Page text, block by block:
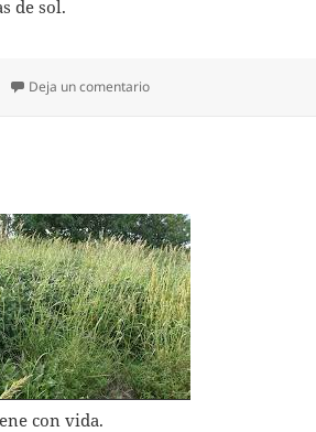
de sol.
Deja un comentarioen EL SOL LLEVA GAFAS
con vida.